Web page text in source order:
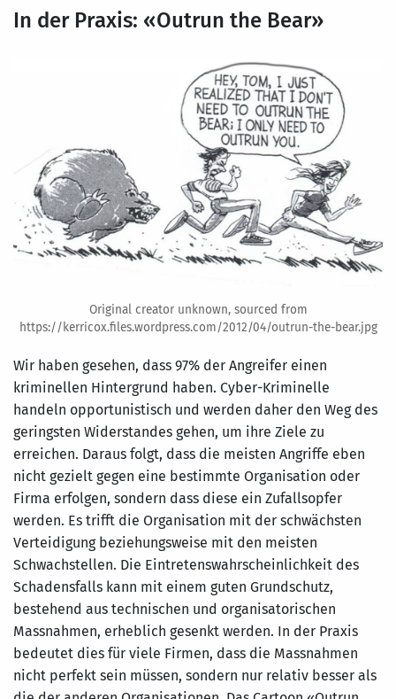
In der Praxis: «Outrun the Bear»
Original creator unknown, sourced from
https://kerricox.files.wordpress.com/2012/04/outrun-the-bear.jpg
Wir haben gesehen, dass 97% der Angreifer einen
kriminellen Hintergrund haben. Cyber-Kriminelle
handeln opportunistisch und werden daher den Weg des
geringsten Widerstandes gehen, um ihre Ziele zu
erreichen. Daraus folgt, dass die meisten Angriffe eben
nicht gezielt gegen eine bestimmte Organisation oder
Firma erfolgen, sondern dass diese ein Zufallsopfer
werden. Es trifft die Organisation mit der schwächsten
Verteidigung beziehungsweise mit den meisten
Schwachstellen. Die Eintretenswahrscheinlichkeit des
Schadensfalls kann mit einem guten Grundschutz,
bestehend aus technischen und organisatorischen
Massnahmen, erheblich gesenkt werden. In der Praxis
bedeutet dies für viele Firmen, dass die Massnahmen
nicht perfekt sein müssen, sondern nur relativ besser als